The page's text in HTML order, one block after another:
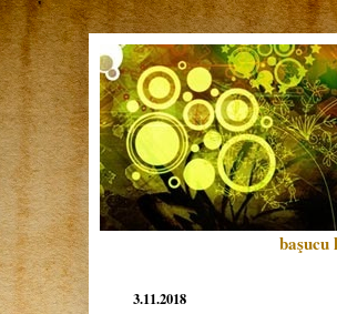
başucu
3.11.2018